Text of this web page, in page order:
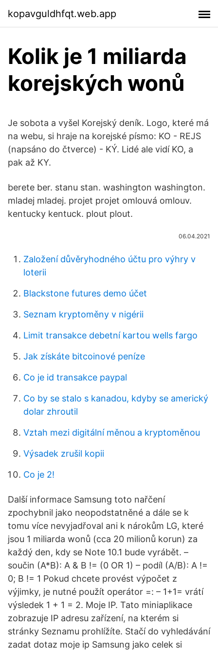
kopavguldhfqt.web.app
Kolik je 1 miliarda
korejských wonů
Je sobota a vyšel Korejský deník. Logo, které má
na webu, si hraje na korejské písmo: KO - REJS
(napsáno do čtverce) - KÝ. Lidé ale vidí KO, a
pak až KY.
berete ber. stanu stan. washington washington.
mladej mladej. projet projet omlouvá omlouv.
kentucky kentuck. plout plout.
06.04.2021
Založení důvěryhodného účtu pro výhry v
loterii
Blackstone futures demo účet
Seznam kryptoměny v nigérii
Limit transakce debetní kartou wells fargo
Jak získáte bitcoinové peníze
Co je id transakce paypal
Co by se stalo s kanadou, kdyby se americký
dolar zhroutil
Vztah mezi digitální měnou a kryptoměnou
Výsadek zrušil kopii
Co je 2!
Další informace Samsung toto nařčení
zpochybnil jako neopodstatněné a dále se k
tomu více nevyjadřoval ani k nárokům LG, které
jsou 1 miliarda wonů (cca 20 milionů korun) za
každý den, kdy se Note 10.1 bude vyrábět. –
součin (A*B): A & B != (0 OR 1) – podíl (A/B): A !=
0; B != 1 Pokud chcete provést výpočet z
výjimky, je nutné použít operátor =: – 1+1= vrátí
výsledek 1 + 1 = 2. Moje IP. Tato miniaplikace
zobrazuje IP adresu zařízení, na kterém si
stránky Seznamu prohlížíte. Stačí do vyhledávání
zadat dotaz moje ip Samsung jako celek si